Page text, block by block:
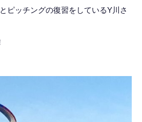
ピッチングの復習をしているY川さ